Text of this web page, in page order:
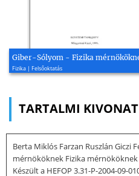
Giber-Sólyom - Fizika
Fizika | Felsőoktatás
TARTALMI KIVONAT
Berta Miklós Farzan Ruszlán Giczi
mérnököknek Fizika
Készült a HEFOP 3.31-P-2004-09-